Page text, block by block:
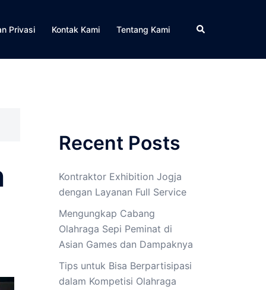
Privasi Kontak Kami Tentang Kami Cari
Recent Posts
Kontraktor Exhibition Jogja
dengan Layanan Full Service
Mengungkap Cabang
Olahraga Sepi Peminat di
Asian Games dan Dampaknya
Tips untuk Bisa Berpartisipasi
dalam Kompetisi Olahraga